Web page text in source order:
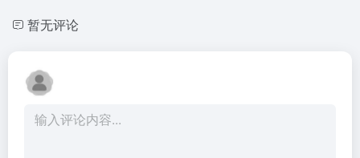
暂无评论